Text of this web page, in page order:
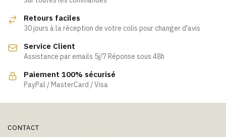
Retours faciles
30 jours à la réception de votre colis pour changer d'avis
Service Client
Assistance par emails 5j/7 Réponse sous 48h
Paiement 100% sécurisé
PayPal / MasterCard / Visa
CONTACT